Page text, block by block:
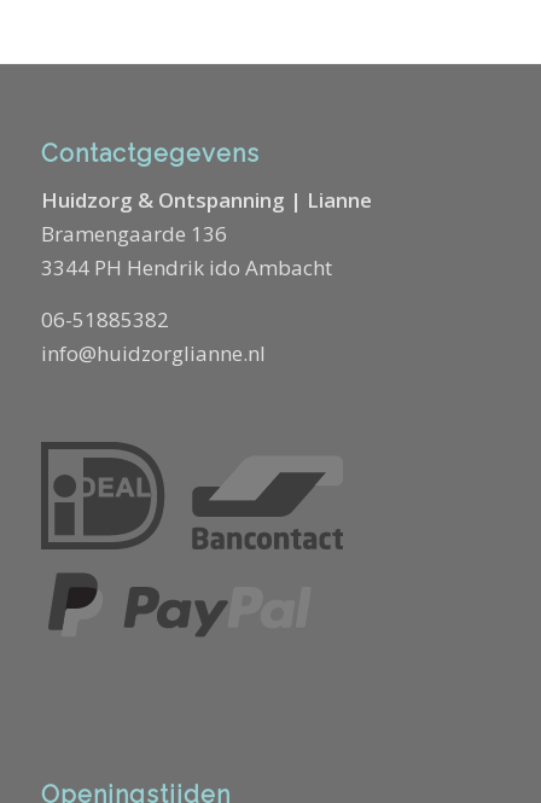
Contactgegevens
Huidzorg & Ontspanning | Lianne
Bramengaarde 136
3344 PH Hendrik ido Ambacht
06-51885382
info@huidzorglianne.nl
Openingstijden